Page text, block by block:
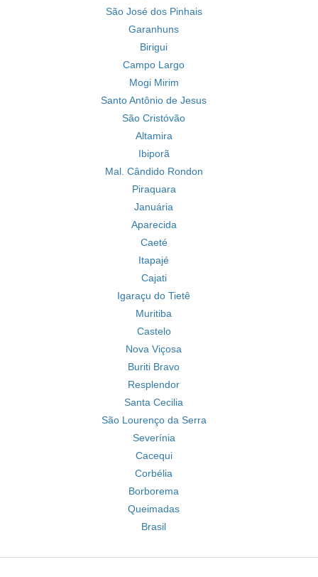
São José dos Pinhais
Garanhuns
Birigui
Campo Largo
Mogi Mirim
Santo Antônio de Jesus
São Cristóvão
Altamira
Ibiporã
Mal. Cândido Rondon
Piraquara
Januária
Aparecida
Caeté
Itapajé
Cajati
Igaraçu do Tietê
Muritiba
Castelo
Nova Viçosa
Buriti Bravo
Resplendor
Santa Cecilia
São Lourenço da Serra
Severínia
Cacequi
Corbélia
Borborema
Queimadas
Brasil